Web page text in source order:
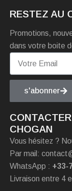
RESTEZ AU
Promotions,
dans votre boite
s'abonner
CONTACTER
CHOGAN
Vous hésitez ?
Par mail:
WhatsApp : +33-
Livraison entre 4